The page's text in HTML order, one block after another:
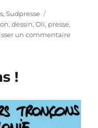
,Sudpresse
,dessin,Oli, presse,
un commentairesur
!